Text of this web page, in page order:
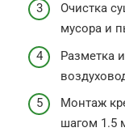
Очистка
мусора и
Разметка
Монтаж
шагом 1.5